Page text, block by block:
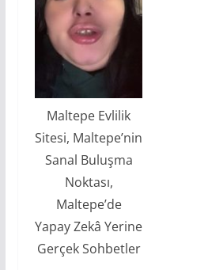
Maltepe Evlilik
Sitesi, Maltepe’nin
Sanal Buluşma
Noktası,
Maltepe’de
Yapay Zekâ Yerine
Gerçek Sohbetler